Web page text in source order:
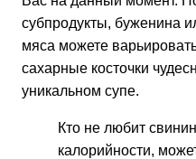
субпродукты, буженина
мяса можете
сахарные косточки
уникальном супе.
Кто не любит
калорийности,